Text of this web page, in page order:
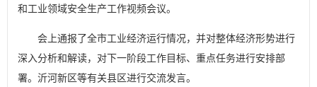
和工业领域安全生产工作视频会议。
会上通报了全市工业经济运行情况，并对整体经济形势进行
深入分析和解读，对下一阶段工作目标、重点任务进行安排部
署。沂河新区等有关县区进行交流发言。